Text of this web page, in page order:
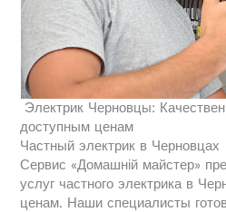
Электрик Черновцы:
доступным ценам
Частный электрик в Черновцах
Сервис «Домашній майстер»
услуг частного электрика в
ценам. Наши специалисты